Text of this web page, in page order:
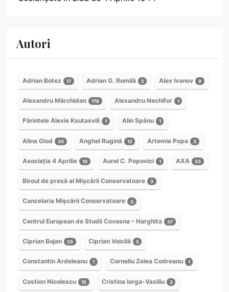
Autori
Adrian Botez 17 Adrian G. Romilă 2 Alex Ivanov 9
Alexandru Mărchidan 178 Alexandru Nechifor 1
Părintele Alexie Ksutasvili 1 Alin Spânu 1
Alina Glod 30 Anghel Rugină 12 Artemie Popa 3
Asociația 4 Aprilie 10 Aurel C. Popovici 1 AXA 33
Biroul de presă al Mișcării Conservatoare 3
Cancelaria Mișcării Conservatoare 3
Centrul European de Studii Covasna – Harghita 37
Ciprian Bojan 25 Ciprian Voicilă 5
Constantin Ardeleanu 1 Corneliu Zelea Codreanu 1
Costion Nicolescu 15 Cristina Iorga-Vasiliu 3